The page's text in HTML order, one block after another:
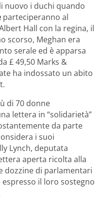
nuovo i duchi quando
parteciperanno al
Hall con la regina, il
scorso, Meghan era
serale ed è apparsa
£ 49,50 Marks &
ha indossato un abito
di 70 donne
lettera in “solidarietà”
da parte
i suoi
Lynch, deputata
aperta ricolta alla
dozzine di parlamentari
il loro sostegno